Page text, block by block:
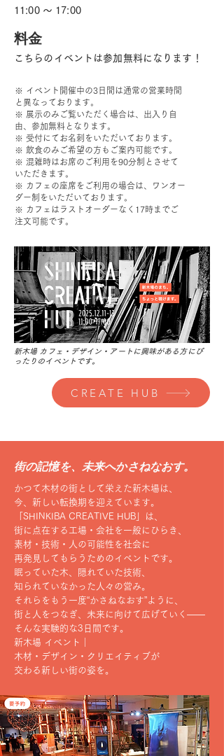
11:00 〜 17:00
​料金
こちらのイベントは​参加無料になります！
※ イベント開催中の3日間は通常の営業時間
と異なっております。
※ 展示のみご覧いただく場合は、出入り自
由、参加無料となります。
※ 受付にてお名刺をいただいております。
※ 飲食のみご希望の方もご案内可能です。
※ 混雑時はお席のご利用を90分制とさせて
いただきます。
※ カフェの座席をご利用の場合は、ワンオー
ダー制をいただいております。
※ カフェはラストオーダーなく17時までご
注文可能です。
新木場 カフェ・デザイン・アートに興味がある方にぴ
ったりのイベントです。
CREATE HUB
街の記憶を、未来へかさねなおす。
かつて木材の街として栄えた新木場は、
今、新しい転換期を迎えています。
「SHINKIBA CREATIVE HUB」は、
街に点在する工場・会社を一般にひらき、
素材・技術・人の可能性を社会に
再発見してもらうためのイベントです。
眠っていた木、隠れていた技術、
知られていなかった人々の営み。
それらをもう一度“かさねなおす”ように、
街と人をつなぎ、未来に向けて広げていく——
そんな実験的な3日間です。
新木場 イベント｜
木材・デザイン・クリエイティブが
交わる新しい街の姿を。